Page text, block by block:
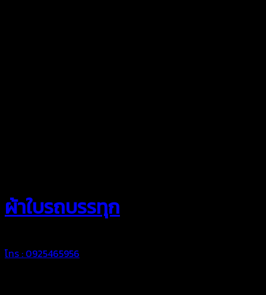
ผ้าใบรถบรรทุก
โทร : 0925465956